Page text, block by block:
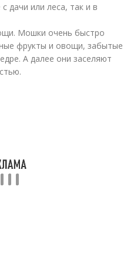
дачи или леса, так и в
Мошки очень быстро
фрукты и овощи, забытые
А далее они заселяют